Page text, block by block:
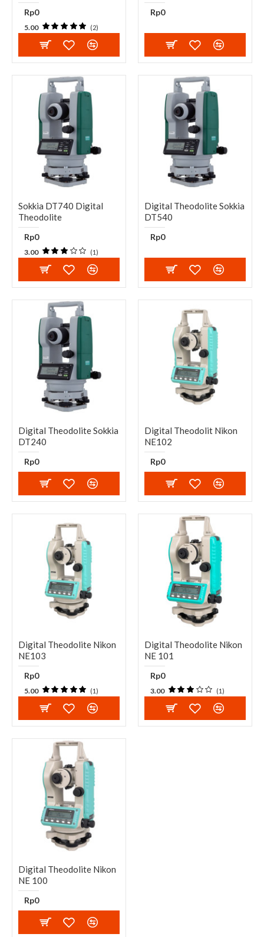
Rp0
5.00 (2)
Rp0
Sokkia DT740 Digital
Theodolite
Rp0
3.00 (1)
Digital Theodolite Sokkia
DT540
Rp0
Digital Theodolite Sokkia
DT240
Rp0
Digital Theodolit Nikon
NE102
Rp0
Digital Theodolite Nikon
NE103
Rp0
5.00 (1)
Digital Theodolite Nikon
NE 101
Rp0
3.00 (1)
Digital Theodolite Nikon
NE 100
Rp0